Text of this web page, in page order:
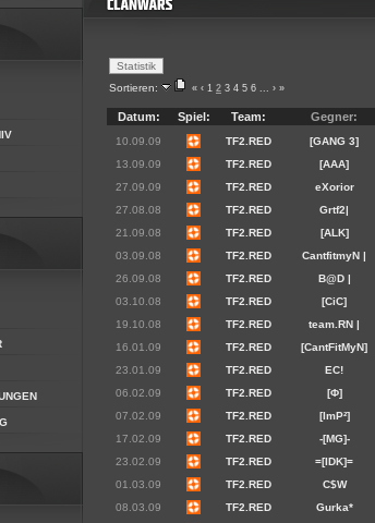
Sortieren: « ‹ 1 2 3 4 5 6 ... › »
Datum: Spiel: Team: Gegner:
10.09.09 TF2.RED [GANG 3]
13.09.09
TF2.RED [AAA]
27.09.09
TF2.RED eXorior
27.08.08
TF2.RED Grtf2|
21.09.08
TF2.RED [ALK]
03.09.08
TF2.RED CantfitmyN |
26.09.08
TF2.RED B@D |
03.10.08
TF2.RED [CiC]
19.10.08
TF2.RED team.RN |
16.01.09
TF2.RED [CantFitMyN]
23.01.09
TF2.RED EC!
06.02.09
TF2.RED [Φ]
07.02.09
TF2.RED [ImP²]
17.02.09
TF2.RED -[MG]-
23.02.09
TF2.RED =[IDK]=
01.03.09
TF2.RED C$W
08.03.09
TF2.RED Gurka*